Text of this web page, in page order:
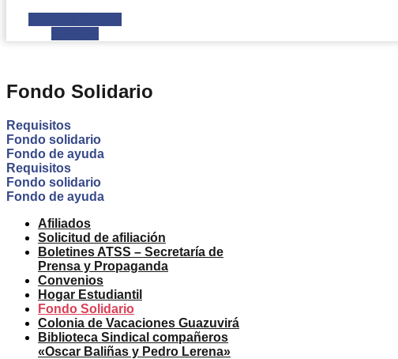
Fondo Solidario
Requisitos
Fondo solidario
Fondo de ayuda
Requisitos
Fondo solidario
Fondo de ayuda
Afiliados
Solicitud de afiliación
Boletines ATSS – Secretaría de
Prensa y Propaganda
Convenios
Hogar Estudiantil
Fondo Solidario
Colonia de Vacaciones Guazuvirá
Biblioteca Sindical compañeros
«Oscar Baliñas y Pedro Lerena»